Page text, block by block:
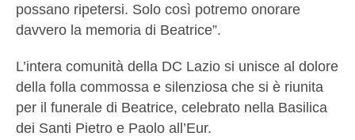
possano ripetersi. Solo così potremo onorare
davvero la memoria di Beatrice”.
L’intera comunità della DC Lazio si unisce al dolore
della folla commossa e silenziosa che si è riunita
per il funerale di Beatrice, celebrato nella Basilica
dei Santi Pietro e Paolo all’Eur.